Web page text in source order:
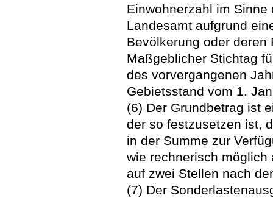
Einwohnerzahl im
Landesamt aufgrund
Bevölkerung oder
Maßgeblicher Stichtag
des vorvergangenen
Gebietsstand vom 1.
(6) Der Grundbetrag ist
der so festzusetzen ist,
in der Summe zur
wie rechnerisch möglich
auf zwei Stellen nach
(7) Der